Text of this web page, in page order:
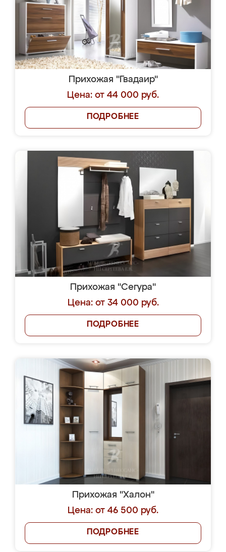
Прихожая "Гвадаир"
Цена: от 44 000 руб.
ПОДРОБНЕЕ
Прихожая "Сегура"
Цена: от 34 000 руб.
ПОДРОБНЕЕ
Прихожая "Халон"
Цена: от 46 500 руб.
ПОДРОБНЕЕ